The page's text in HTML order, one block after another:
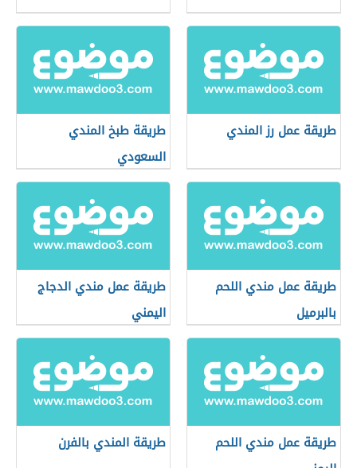
طريقة عمل رز المندي
طريقة طبخ المندي
السعودي
طريقة عمل مندي اللحم
بالبرميل
طريقة عمل مندي الدجاج
اليمني
طريقة عمل مندي اللحم
طريقة المندي بالفرن